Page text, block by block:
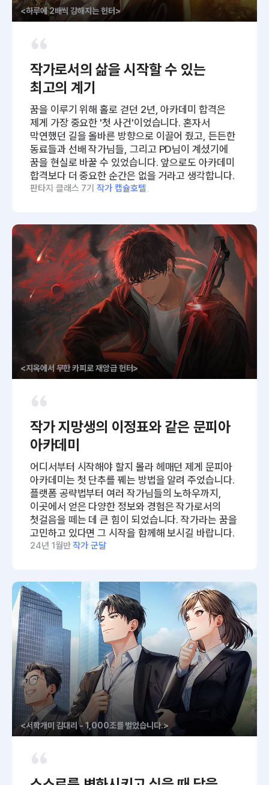
<하루에 2배씩 강해지는 헌터>
작가로서의 삶을 시작할 수 있는
최고의 계기
꿈을 이루기 위해 홀로 걷던 2년, 아카데미 합격은
제게 가장 중요한 '첫 사건'이었습니다. 혼자서
막연했던 길을 올바른 방향으로 이끌어 줬고, 든든한
동료들과 선배 작가님들, 그리고 PD님이 계셨기에
꿈을 현실로 바꿀 수 있었습니다. 앞으로도 아카데미
합격보다 더 중요한 순간은 없을 거라고 생각합니다.
판타지 클래스 7기작가 캡슐호텔
<지옥에서 무한 카피로 재앙급 헌터>
작가 지망생의 이정표와 같은 문피아
아카데미
어디서부터 시작해야 할지 몰라 헤매던 제게 문피아
아카데미는 첫 단추를 꿰는 방법을 알려 주었습니다.
플랫폼 공략법부터 여러 작가님들의 노하우까지,
이곳에서 얻은 다양한 정보와 경험은 작가로서의
첫걸음을 떼는 데 큰 힘이 되었습니다. 작가라는 꿈을
고민하고 있다면 그 시작을 함께해 보시길 바랍니다.
24년 1월반작가 군달
<서학개미 김대리 - 1,000조를 벌었습니다.>